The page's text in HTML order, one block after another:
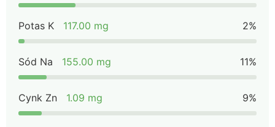
Potas K 117.00 mg 2%
Sód Na 155.00 mg 11%
Cynk Zn 1.09 mg 9%